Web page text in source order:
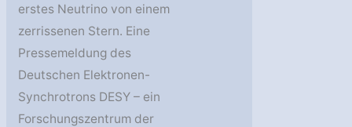
erstes Neutrino von einem
zerrissenen Stern. Eine
Pressemeldung des
Deutschen Elektronen-
Synchrotrons DESY – ein
Forschungszentrum der